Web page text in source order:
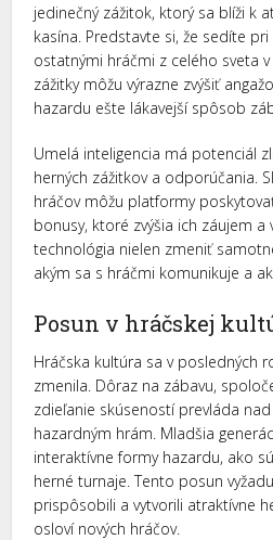
jedinečný zážitok, ktorý sa blíži k
kasína. Predstavte si, že sedíte
ostatnými hráčmi z celého sveta
zážitky môžu výrazne zvýšiť
hazardu ešte lákavejší spôsob
Umelá inteligencia má potenciál
herných zážitkov a odporúčania.
hráčov môžu platformy
bonusy, ktoré zvýšia ich záujem a
technológia nielen zmeniť
akým sa s hráčmi komunikuje a
Posun v hráčskej
Hráčska kultúra sa v posledných
zmenila. Dôraz na zábavu,
zdieľanie skúseností prevláda
hazardným hrám. Mladšia
interaktívne formy hazardu, ako
herné turnaje. Tento posun
prispôsobili a vytvorili atraktívne
osloví nových hráčov.